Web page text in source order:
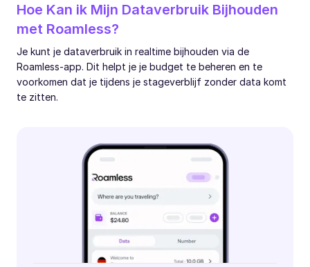
Hoe Kan ik Mijn Dataverbruik Bijhouden
met Roamless?
Je kunt je dataverbruik in realtime bijhouden via de
Roamless-app. Dit helpt je je budget te beheren en te
voorkomen dat je tijdens je stageverblijf zonder data komt
te zitten.